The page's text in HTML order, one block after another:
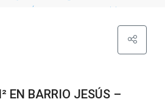
EN BARRIO JESÚS –